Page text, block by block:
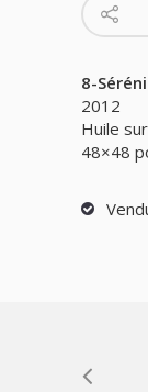
8-
2012
Huile
48×48